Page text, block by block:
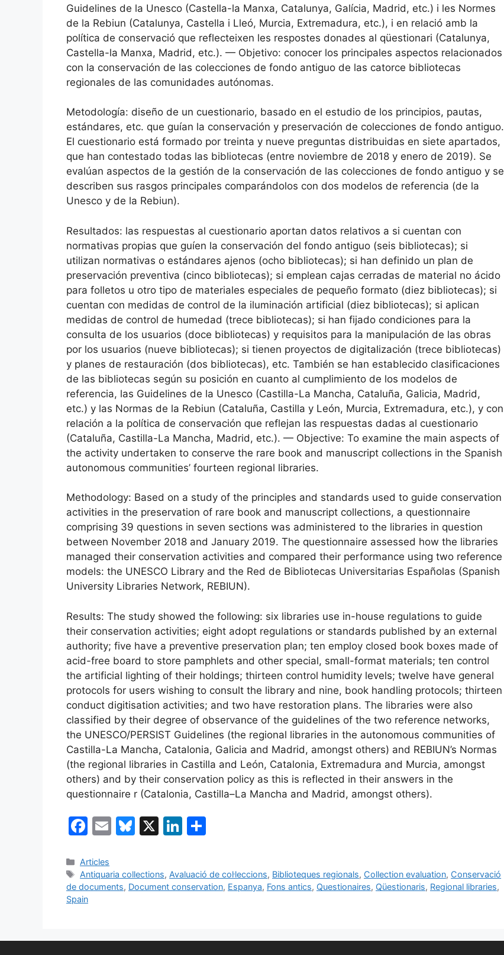
Guidelines de la Unesco (Castella-la Manxa, Catalunya, Galícia, Madrid, etc.) i les Normes
de la Rebiun (Catalunya, Castella i Lleó, Murcia, Extremadura, etc.), i en relació amb la
política de conservació que reflecteixen les respostes donades al qüestionari (Catalunya,
Castella-la Manxa, Madrid, etc.). — Objetivo: conocer los principales aspectos relacionados
con la conservación de las colecciones de fondo antiguo de las catorce bibliotecas
regionales de las comunidades autónomas.
Metodología: diseño de un cuestionario, basado en el estudio de los principios, pautas,
estándares, etc. que guían la conservación y preservación de colecciones de fondo antiguo.
El cuestionario está formado por treinta y nueve preguntas distribuidas en siete apartados,
que han contestado todas las bibliotecas (entre noviembre de 2018 y enero de 2019). Se
evalúan aspectos de la gestión de la conservación de las colecciones de fondo antiguo y se
describen sus rasgos principales comparándolos con dos modelos de referencia (de la
Unesco y de la Rebiun).
Resultados: las respuestas al cuestionario aportan datos relativos a si cuentan con
normativas propias que guíen la conservación del fondo antiguo (seis bibliotecas); si
utilizan normativas o estándares ajenos (ocho bibliotecas); si han definido un plan de
preservación preventiva (cinco bibliotecas); si emplean cajas cerradas de material no ácido
para folletos u otro tipo de materiales especiales de pequeño formato (diez bibliotecas); si
cuentan con medidas de control de la iluminación artificial (diez bibliotecas); si aplican
medidas de control de humedad (trece bibliotecas); si han fijado condiciones para la
consulta de los usuarios (doce bibliotecas) y requisitos para la manipulación de las obras
por los usuarios (nueve bibliotecas); si tienen proyectos de digitalización (trece bibliotecas)
y planes de restauración (dos bibliotecas), etc. También se han establecido clasificaciones
de las bibliotecas según su posición en cuanto al cumplimiento de los modelos de
referencia, las Guidelines de la Unesco (Castilla-La Mancha, Cataluña, Galicia, Madrid,
etc.) y las Normas de la Rebiun (Cataluña, Castilla y León, Murcia, Extremadura, etc.), y con
relación a la política de conservación que reflejan las respuestas dadas al cuestionario
(Cataluña, Castilla-La Mancha, Madrid, etc.). — Objective: To examine the main aspects of
the activity undertaken to conserve the rare book and manuscript collections in the Spanish
autonomous communities’ fourteen regional libraries.
Methodology: Based on a study of the principles and standards used to guide conservation
activities in the preservation of rare book and manuscript collections, a questionnaire
comprising 39 questions in seven sections was administered to the libraries in question
between November 2018 and January 2019. The questionnaire assessed how the libraries
managed their conservation activities and compared their performance using two reference
models: the UNESCO Library and the Red de Bibliotecas Universitarias Españolas (Spanish
University Libraries Network, REBIUN).
Results: The study showed the following: six libraries use in-house regulations to guide
their conservation activities; eight adopt regulations or standards published by an external
authority; five have a preventive preservation plan; ten employ closed book boxes made of
acid-free board to store pamphlets and other special, small-format materials; ten control
the artificial lighting of their holdings; thirteen control humidity levels; twelve have general
protocols for users wishing to consult the library and nine, book handling protocols; thirteen
conduct digitisation activities; and two have restoration plans. The libraries were also
classified by their degree of observance of the guidelines of the two reference networks,
the UNESCO/PERSIST Guidelines (the regional libraries in the autonomous communities of
Castilla-La Mancha, Catalonia, Galicia and Madrid, amongst others) and REBIUN’s Normas
(the regional libraries in Castilla and León, Catalonia, Extremadura and Murcia, amongst
others) and by their conservation policy as this is reflected in their answers in the
questionnaire r (Catalonia, Castilla–La Mancha and Madrid, amongst others).
F
c
e
b
o
E
l
Bl
s
X
Li
e p
ix
Categories
Articles
Etiquetes
Antiquaria collections, Avaluació de col·leccions, Biblioteques regionals, Collection evaluation, Conservació
de documents, Document conservation, Espanya, Fons antics, Questionaires, Qüestionaris, Regional libraries,
Spain